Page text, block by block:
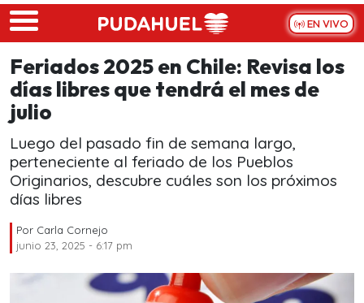
Skip to main content
EN VIVO
Feriados 2025 en Chile: Revisa los
días libres que tendrá el mes de
julio
Luego del pasado fin de semana largo,
perteneciente al feriado de los Pueblos
Originarios, descubre cuáles son los próximos
días libres
Por Carla Cornejo
junio 23, 2025 - 6:17 pm